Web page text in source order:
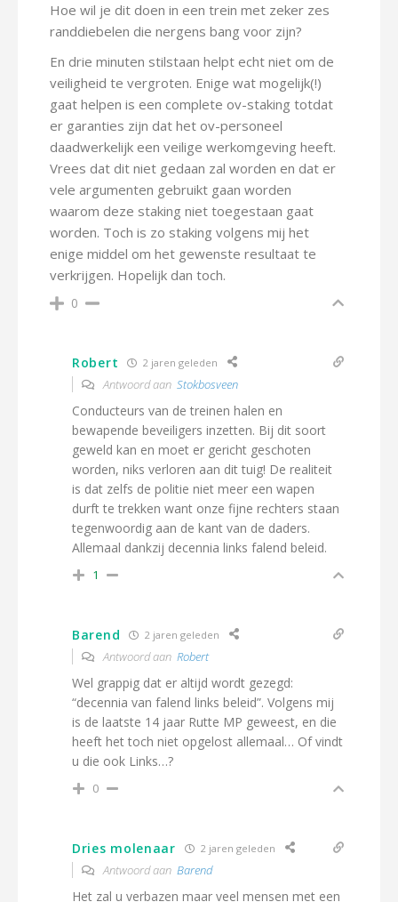
Hoe wil je dit doen in een trein met zeker zes
randdiebelen die nergens bang voor zijn?
En drie minuten stilstaan helpt echt niet om de
veiligheid te vergroten. Enige wat mogelijk(!)
gaat helpen is een complete ov-staking totdat
er garanties zijn dat het ov-personeel
daadwerkelijk een veilige werkomgeving heeft.
Vrees dat dit niet gedaan zal worden en dat er
vele argumenten gebruikt gaan worden
waarom deze staking niet toegestaan gaat
worden. Toch is zo staking volgens mij het
enige middel om het gewenste resultaat te
verkrijgen. Hopelijk dan toch.
0
Robert 2 jaren geleden
Antwoord aan Stokbosveen
Conducteurs van de treinen halen en
bewapende beveiligers inzetten. Bij dit soort
geweld kan en moet er gericht geschoten
worden, niks verloren aan dit tuig! De realiteit
is dat zelfs de politie niet meer een wapen
durft te trekken want onze fijne rechters staan
tegenwoordig aan de kant van de daders.
Allemaal dankzij decennia links falend beleid.
1
Barend 2 jaren geleden
Antwoord aan Robert
Wel grappig dat er altijd wordt gezegd:
“decennia van falend links beleid”. Volgens mij
is de laatste 14 jaar Rutte MP geweest, en die
heeft het toch niet opgelost allemaal… Of vindt
u die ook Links…?
0
Dries molenaar 2 jaren geleden
Antwoord aan Barend
Het zal u verbazen maar veel mensen met een